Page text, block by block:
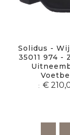
Solidus -
35011 974 -
€